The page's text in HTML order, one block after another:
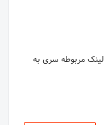
لینک مربوطه سری به